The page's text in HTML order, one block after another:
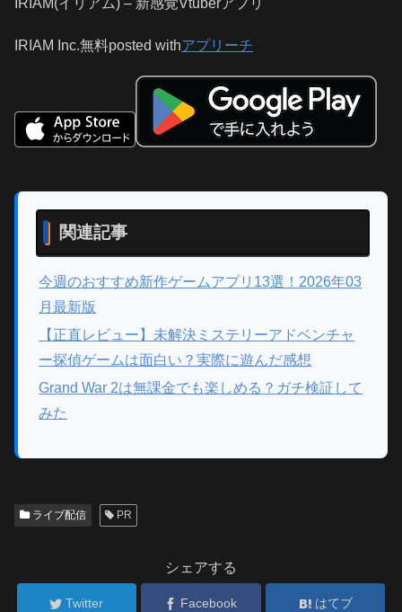
IRIAM Inc.無料posted withアプリーチ
関連記事
今週のおすすめ新作ゲームアプリ13選！2026年03
月最新版
【正直レビュー】未解決ミステリーアドベンチャ
ー探偵ゲームは面白い？実際に遊んだ感想
Grand War 2は無課金でも楽しめる？ガチ検証して
みた
ライブ配信 PR
シェアする
Twitter Facebook はてブ